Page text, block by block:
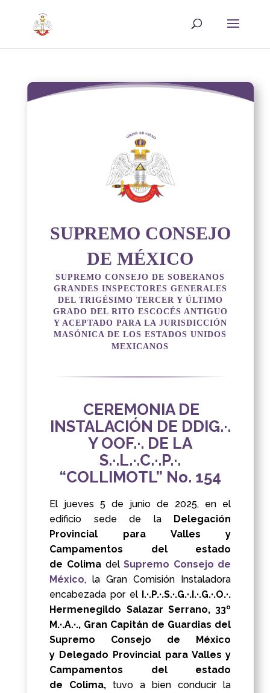
SUPREMO CONSEJO
DE MÉXICO
SUPREMO CONSEJO DE SOBERANOS
GRANDES INSPECTORES GENERALES
DEL TRIGÉSIMO TERCER Y ÚLTIMO
GRADO DEL RITO ESCOCÉS ANTIGUO
Y ACEPTADO PARA LA JURISDICCIÓN
MASÓNICA DE LOS ESTADOS UNIDOS
MEXICANOS
CEREMONIA DE
INSTALACIÓN DE DDIG.·.
Y OOF.·. DE LA
S.·.L.·.C.·.P.·.
“COLLIMOTL” No. 154
El jueves 5 de junio de 2025, en el
edificio sede de la
Delegación
Provincial para Valles y
Campamentos del estado
de Colima delSupremo Consejo de
México, la Gran Comisión Instaladora
encabezada por el I.·.P.·.S.·.G.·.I.·.G.·.O.·.
Hermenegildo Salazar Serrano, 33º
M.·.A.·., Gran Capitán de Guardias del
Supremo Consejo de México
y Delegado Provincial para Valles y
Campamentos del estado
de Colima, tuvo a bien conducir la